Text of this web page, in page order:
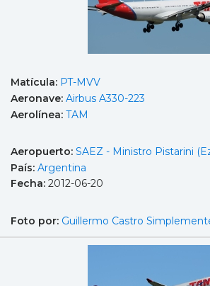
Matícula: PT-MVV
Aeronave: Airbus A330-223
Aerolínea: TAM
Aeropuerto: SAEZ - Ministro Pistarini
País: Argentina
Fecha: 2012-06-20
Foto por: Guillermo Castro